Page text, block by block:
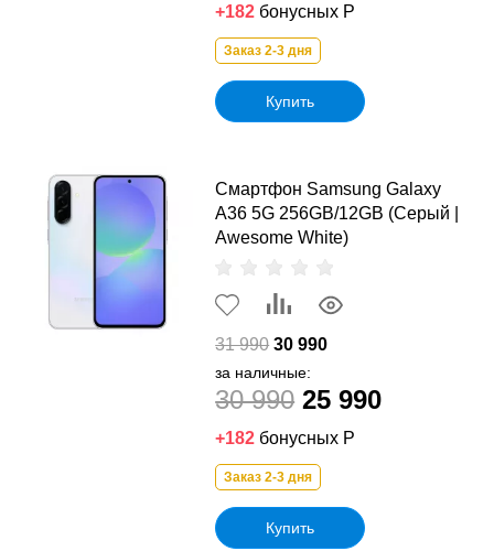
+182 бонусных Р
Заказ 2-3 дня
Купить
Смартфон Samsung Galaxy
A36 5G 256GB/12GB (Серый |
Awesome White)
31 990 30 990
за наличные:
30 990 25 990
+182 бонусных Р
Заказ 2-3 дня
Купить